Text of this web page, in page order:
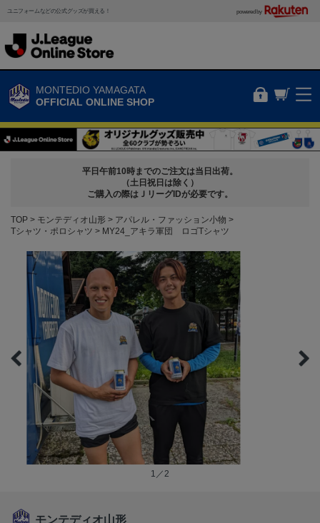
ユニフォームなどの公式グッズが買える！ powered by
MONTEDIO YAMAGATA
OFFICIAL ONLINE SHOP
平日午前10時までのご注文は当日出荷。
（土日祝日は除く）
ご購入の際はＪリーグIDが必要です。
TOP モンテディオ山形
アパレル・ファッション小物
Tシャツ・ポロシャツ
MY24_アキラ軍団 ロゴTシャツ
1／2
モンテディオ山形